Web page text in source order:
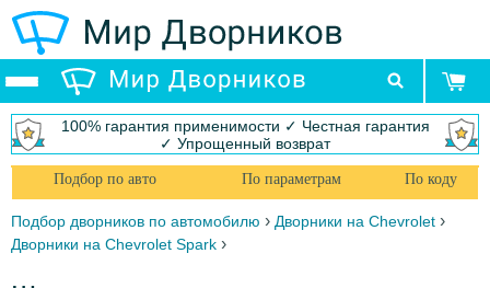
100% гарантия применимости ✓ Честная гарантия
✓ Упрощенный возврат
Подбор по авто По параметрам По коду
Подбор дворников по автомобилю › Дворники на Chevrolet ›
Дворники на Chevrolet Spark ›